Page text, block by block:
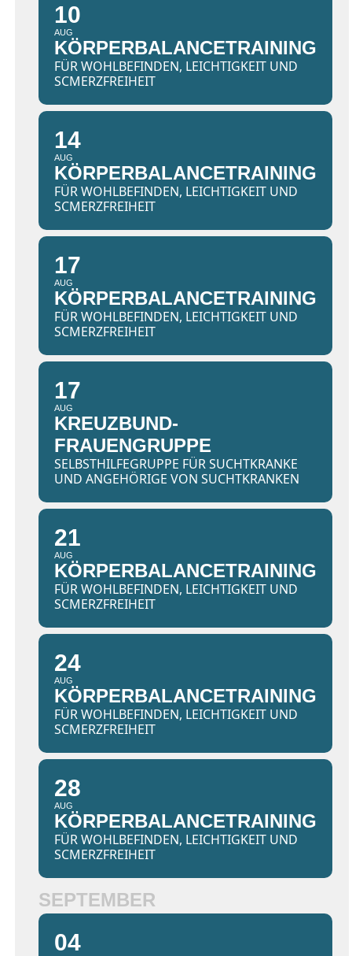
10
AUG
KÖRPERBALANCETRAINING
FÜR WOHLBEFINDEN, LEICHTIGKEIT UND
SCMERZFREIHEIT
14
AUG
KÖRPERBALANCETRAINING
FÜR WOHLBEFINDEN, LEICHTIGKEIT UND
SCMERZFREIHEIT
17
AUG
KÖRPERBALANCETRAINING
FÜR WOHLBEFINDEN, LEICHTIGKEIT UND
SCMERZFREIHEIT
17
AUG
KREUZBUND-
FRAUENGRUPPE
SELBSTHILFEGRUPPE FÜR SUCHTKRANKE
UND ANGEHÖRIGE VON SUCHTKRANKEN
21
AUG
KÖRPERBALANCETRAINING
FÜR WOHLBEFINDEN, LEICHTIGKEIT UND
SCMERZFREIHEIT
24
AUG
KÖRPERBALANCETRAINING
FÜR WOHLBEFINDEN, LEICHTIGKEIT UND
SCMERZFREIHEIT
28
AUG
KÖRPERBALANCETRAINING
FÜR WOHLBEFINDEN, LEICHTIGKEIT UND
SCMERZFREIHEIT
SEPTEMBER
04